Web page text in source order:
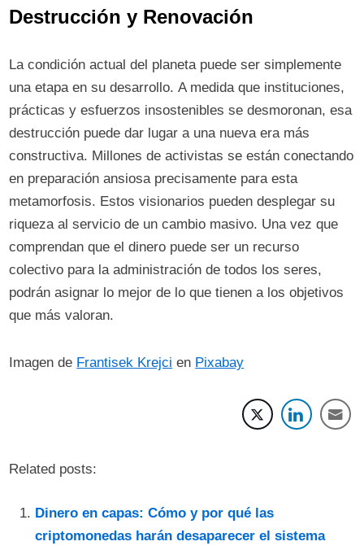
Destrucción y Renovación
La condición actual del planeta puede ser simplemente
una etapa en su desarrollo. A medida que instituciones,
prácticas y esfuerzos insostenibles se desmoronan, esa
destrucción puede dar lugar a una nueva era más
constructiva. Millones de activistas se están conectando
en preparación ansiosa precisamente para esta
metamorfosis. Estos visionarios pueden desplegar su
riqueza al servicio de un cambio masivo. Una vez que
comprendan que el dinero puede ser un recurso
colectivo para la administración de todos los seres,
podrán asignar lo mejor de lo que tienen a los objetivos
que más valoran.
Imagen de Frantisek Krejci en Pixabay
Related posts:
Dinero en capas: Cómo y por qué las
criptomonedas harán desaparecer el sistema